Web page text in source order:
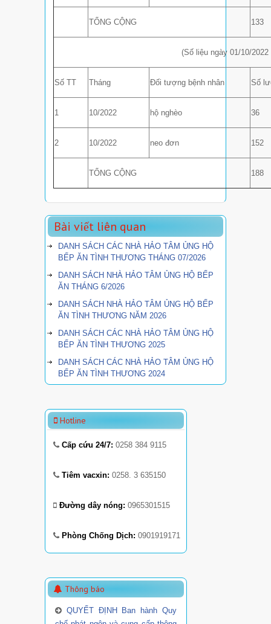
TỔNG CỘNG 133
(Số liệu ngày 01/10/
Số TT Tháng Đối tượng bệnh nhân Số
1 10/2022 hộ nghèo 36
2 10/2022 neo đơn 152
TỔNG CỘNG 188
Bài viết liên quan
DANH SÁCH CÁC NHÀ HẢO TÂM ỦNG HỘ
BẾP ĂN TÌNH THƯƠNG THÁNG 07/2026
DANH SÁCH NHÀ HẢO TÂM ỦNG HỘ BẾP
ĂN THÁNG 6/2026
DANH SÁCH NHÀ HẢO TÂM ỦNG HỘ BẾP
ĂN TÌNH THƯƠNG NĂM 2026
DANH SÁCH CÁC NHÀ HẢO TÂM ỦNG HỘ
BẾP ĂN TÌNH THƯƠNG 2025
DANH SÁCH CÁC NHÀ HẢO TÂM ỦNG HỘ
BẾP ĂN TÌNH THƯƠNG 2024
Hotline
Cấp cứu 24/7: 0258 384 9115
Tiêm vacxin: 0258. 3 635150
Đường dây nóng: 0965301515
Phòng Chống Dịch: 0901919171
Thông báo
QUYẾT ĐỊNH Ban hành Quy